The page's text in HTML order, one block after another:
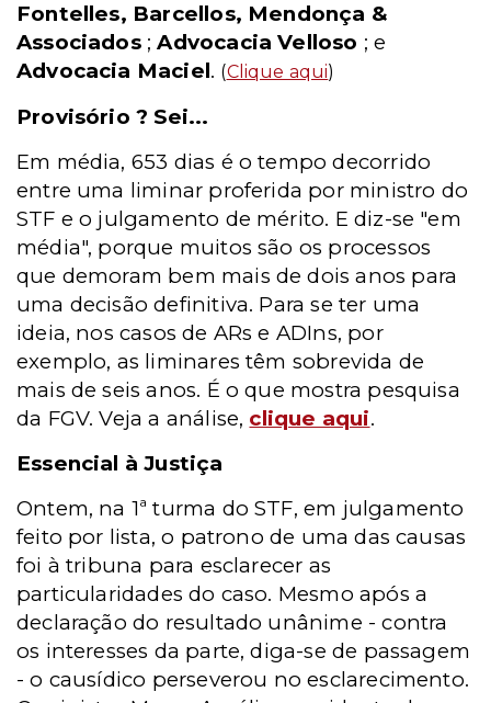
Fontelles, Barcellos, Mendonça &
Associados;Advocacia Velloso ; e
Advocacia Maciel. (Clique aqui)
Provisório ? Sei...
Em média, 653 dias é o tempo decorrido
entre uma liminar proferida por ministro do
STF e o julgamento de mérito. E diz-se "em
média", porque muitos são os processos
que demoram bem mais de dois anos para
uma decisão definitiva. Para se ter uma
ideia, nos casos de ARs e ADIns, por
exemplo, as liminares têm sobrevida de
mais de seis anos. É o que mostra pesquisa
da FGV. Veja a análise, clique aqui.
Essencial à Justiça
Ontem, na 1ª turma do STF, em julgamento
feito por lista, o patrono de uma das causas
foi à tribuna para esclarecer as
particularidades do caso. Mesmo após a
declaração do resultado unânime - contra
os interesses da parte, diga-se de passagem
- o causídico perseverou no esclarecimento.